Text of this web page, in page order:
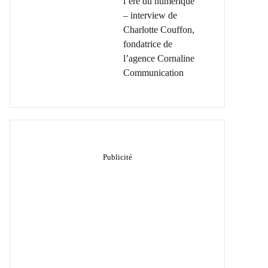
– interview de
Charlotte Couffon,
fondatrice de
l’agence Cornaline
Communication